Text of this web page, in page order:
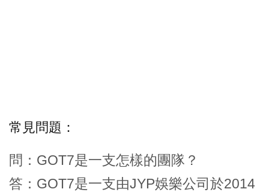
常見問題：
問：GOT7是一支怎樣的團隊？
答：GOT7是一支由JYP娛樂公司於2014